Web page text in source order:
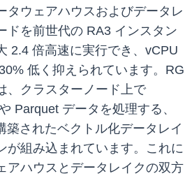
タウェアハウスおよびデータレ
ドを前世代の RA3 インスタン
2.4 倍高速に実行でき、vCPU
低く抑えられています。RG
、クラスターノード上で
Parquet データを処理する、
築されたベクトル化データレイ
が組み込まれています。これに
アハウスとデータレイクの双方